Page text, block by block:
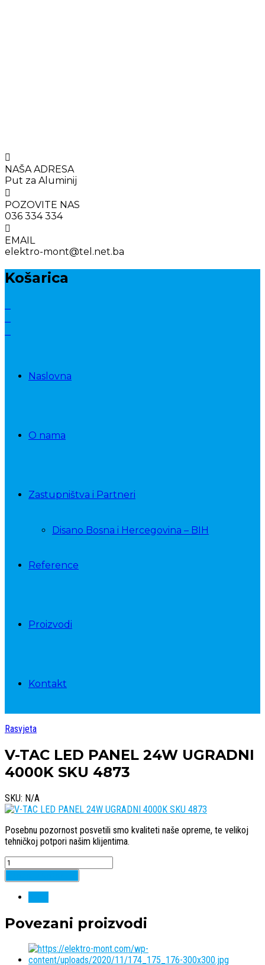
NAŠA ADRESA
Put za Aluminij
POZOVITE NAS
036 334 334
EMAIL
elektro-mont@tel.net.ba
Košarica
Naslovna
O nama
Zastupništva i Partneri
Disano Bosna i Hercegovina – BIH
Reference
Proizvodi
Kontakt
Rasvjeta
V-TAC LED PANEL 24W UGRADNI
4000K SKU 4873
SKU: N/A
Posebnu pozornost posvetili smo kvaliteti naše opreme, te velikoj
tehničkoj potpori našim klijentima.
Quantity
Povezani proizvodi